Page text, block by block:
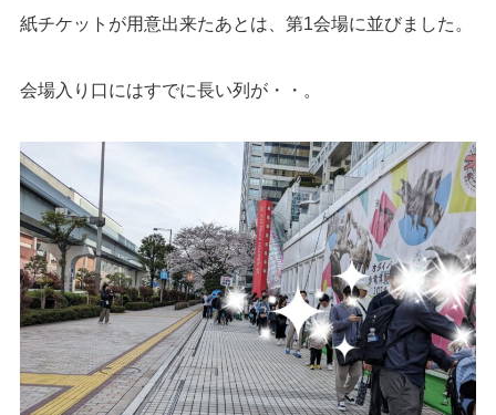
紙チケットが用意出来たあとは、第1会場に並びました。
会場入り口にはすでに長い列が・・。